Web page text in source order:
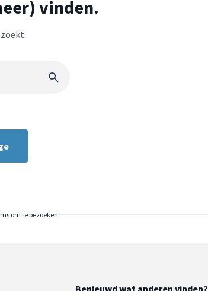
vinden.
om te bezoeken
Benieuwd wat anderen vinden?